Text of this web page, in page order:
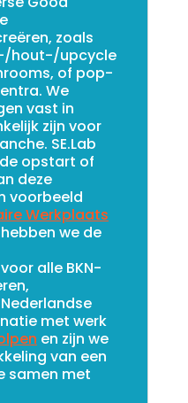
zoals
hout-/upcycle
of pop-
We
vast in
zijn voor
SE.Lab
opstart of
deze
voorbeeld
Werkplaats
we de
voor alle BKN-
met werk
en zijn we
van een
samen met